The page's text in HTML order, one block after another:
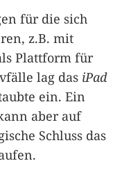
für die sich
z.B. mit
Plattform für
lag das iPad
ein. Ein
aber auf
Schluss das